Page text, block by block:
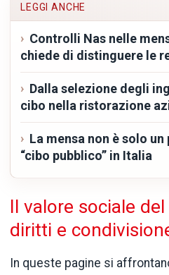
LEGGI ANCHE
Controlli Nas nelle
chiede di distinguere le
Dalla selezione degli
cibo nella ristorazione
La mensa non è solo
“cibo pubblico” in Italia
Il valore sociale
diritti e
In queste pagine si